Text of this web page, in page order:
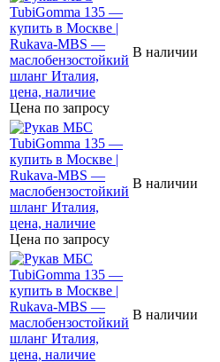
Цена по запросу
В наличии
Цена по запросу
В наличии
В наличии